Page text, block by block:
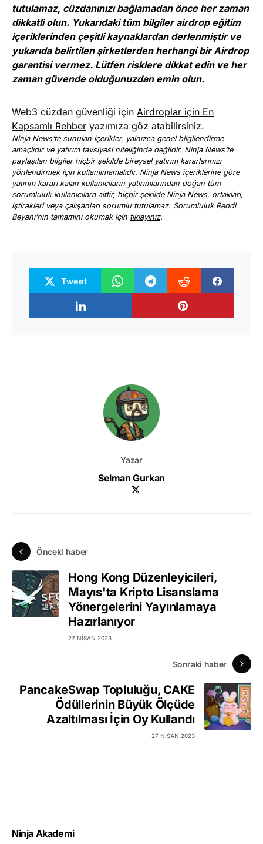
tutulamaz, cüzdanınızı bağlamadan önce her zaman
dikkatli olun. Yukarıdaki tüm bilgiler airdrop eğitim
içeriklerinden çeşitli kaynaklardan derlenmiştir ve
yukarıda belirtilen şirketlerden herhangi bir Airdrop
garantisi vermez. Lütfen risklere dikkat edin ve her
zaman güvende olduğunuzdan emin olun.
Web3 cüzdan güvenliği için Airdroplar için En
Kapsamlı Rehber yazımıza göz atabilirsiniz.
Ninja News’te sunulan içerikler, yalnızca genel bilgilendirme
amaçlıdır ve yatırım tavsiyesi niteliğinde değildir. Ninja News’te
paylaşılan bilgiler hiçbir şekilde bireysel yatırım kararlarınızı
yönlendirmek için kullanılmamalıdır. Ninja News içeriklerine göre
yatırım kararı kalan kullanıcıların yatırımlarından doğan tüm
sorumluluk kullanıcılara aittir, hiçbir şekilde Ninja News, ortakları,
iştirakleri veya çalışanları sorumlu tutulamaz. Sorumluluk Reddi
Beyanı’nın tamamını okumak için tıklayınız.
Tweet
Yazar
Selman Gurkan
Önceki haber
Hong Kong Düzenleyicileri,
Mayıs'ta Kripto Lisanslama
Yönergelerini Yayınlamaya
Hazırlanıyor
27 NISAN 2023
Sonraki haber
PancakeSwap Topluluğu, CAKE
Ödüllerinin Büyük Ölçüde
Azaltılması İçin Oy Kullandı
27 NISAN 2023
Ninja Akademi